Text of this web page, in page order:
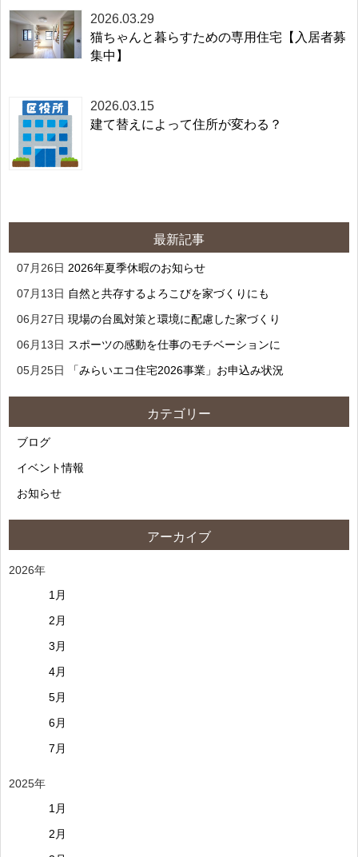
2026.03.29
猫ちゃんと暮らすための専用住宅【入居者募
集中】
2026.03.15
建て替えによって住所が変わる？
最新記事
07月26日 2026年夏季休暇のお知らせ
07月13日 自然と共存するよろこびを家づくりにも
06月27日 現場の台風対策と環境に配慮した家づくり
06月13日 スポーツの感動を仕事のモチベーションに
05月25日
「みらいエコ住宅2026事業」お申込み状況
カテゴリー
ブログ
イベント情報
お知らせ
アーカイブ
2026年
1月
2月
3月
4月
5月
6月
7月
2025年
1月
2月